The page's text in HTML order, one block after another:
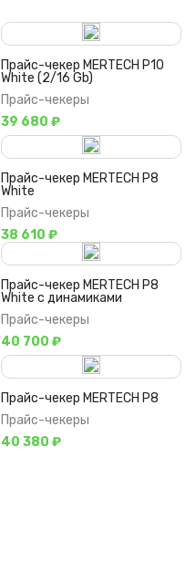
Прайс-чекер MERTECH P10
White (2/16 Gb)
Прайс-чекеры
39 680 ₽
Прайс-чекер MERTECH P8
White
Прайс-чекеры
38 610 ₽
Прайс-чекер MERTECH P8
White с динамиками
Прайс-чекеры
40 700 ₽
Прайс-чекер MERTECH P8
Прайс-чекеры
40 380 ₽